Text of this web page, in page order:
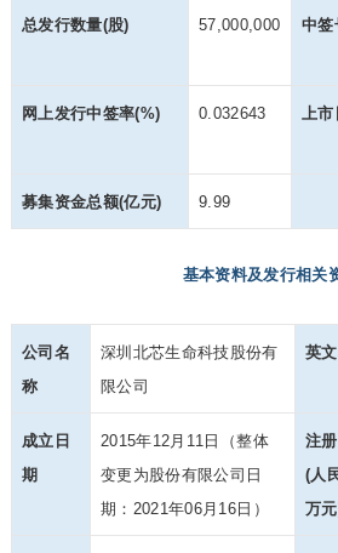
总发行数量(股) 57,000,000 中签
网上发行中签率(%) 0.032643 上市
募集资金总额(亿元) 9.99
基本资料及发行相关
公司名
称
深圳北芯生命科技股份有
限公司
英
成立日
期
2015年12月11日（整体
变更为股份有限公司日
期：2021年06月16日）
注
(人
万